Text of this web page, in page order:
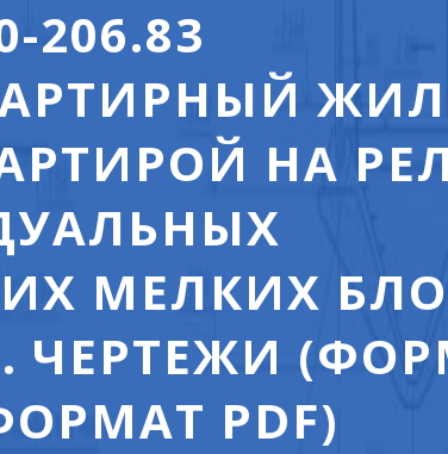
206.83
НА
МЕЛКИХ
ЧЕРТЕЖИ
PDF)